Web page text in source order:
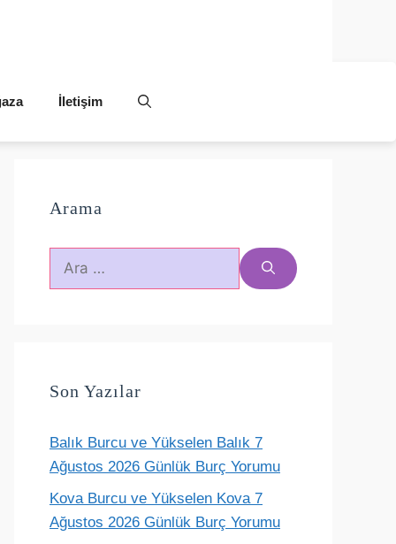
İletişim
Günlük yorum
Akrep
Günlük yorum
Yay
Günlük yorum
Arama
için
Son Yazılar
Balık Burcu ve Yükselen Balık 7
Ağustos 2026 Günlük Burç Yorumu
Kova Burcu ve Yükselen Kova 7
Ağustos 2026 Günlük Burç Yorumu